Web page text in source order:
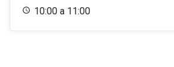
10:00 a 11:00